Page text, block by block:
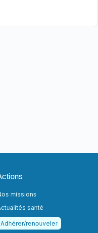
missions
santé
Adhérer/renouveler